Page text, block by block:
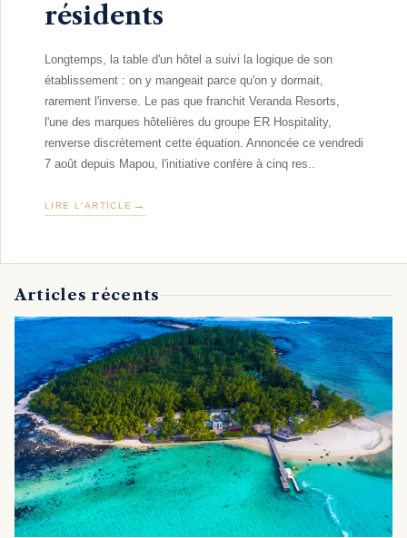
résidents
Longtemps, la table d'un hôtel a suivi la logique de son
établissement : on y mangeait parce qu'on y dormait,
rarement l'inverse. Le pas que franchit Veranda Resorts,
l'une des marques hôtelières du groupe ER Hospitality,
renverse discrètement cette équation. Annoncée ce vendredi
7 août depuis Mapou, l'initiative confère à cinq res..
LIRE L'ARTICLE
Articles récents